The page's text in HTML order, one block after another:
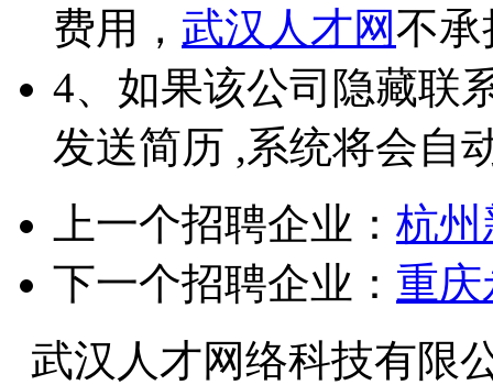
费用， 武汉人才网不承
4、如果该公司隐藏联
发送简历 ,系统将会自
上一个招聘企业： 杭州
下一个招聘企业： 重
武汉人才网络科技有限